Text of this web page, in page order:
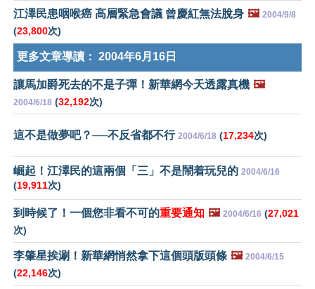
江澤民患咽喉癌 高層緊急會議 曾慶紅無法脫身 🖼️ 2004/9/8
(23,800次)
更多文章導讀： 2004年6月16日
讓馬加爵死去的不是子彈！新華網今天透露真機 🖼️
2004/6/18 (32,192次)
這不是做夢吧？──不反省都不行 2004/6/18 (17,234次)
崛起！江澤民的這兩個「三」不是鬧着玩兒的 2004/6/16
(19,911次)
到時候了！一個您非看不可的重要通知 🖼️ 2004/6/16 (27,021
次)
李肇星挨涮！新華網悄然拿下這個頭版頭條 🖼️ 2004/6/15
(22,146次)